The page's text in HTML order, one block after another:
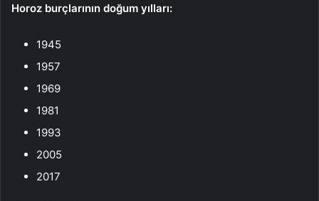
Horoz burçlarının doğum yılları:
1945
1957
1969
1981
1993
2005
2017